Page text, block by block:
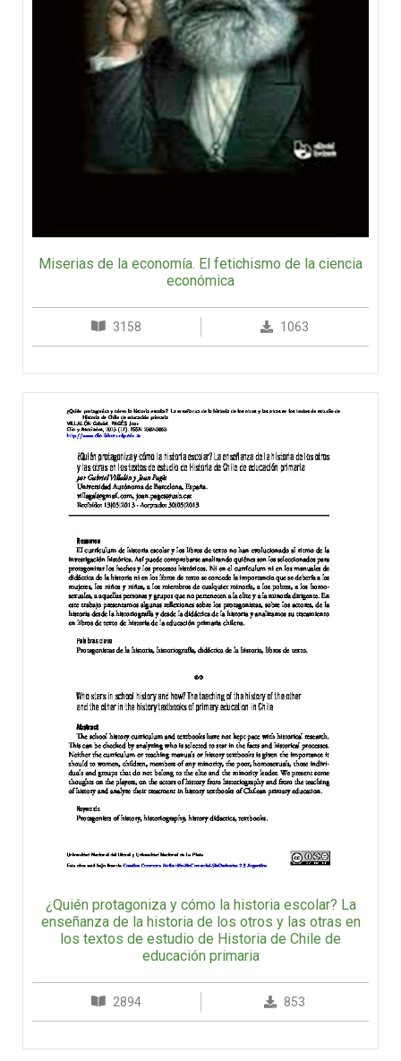
Miserias de la economía. El fetichismo de la ciencia
económica
3158 1063
¿Quién protagoniza y cómo la historia escolar? La
enseñanza de la historia de los otros y las otras en
los textos de estudio de Historia de Chile de
educación primaria
2894 853